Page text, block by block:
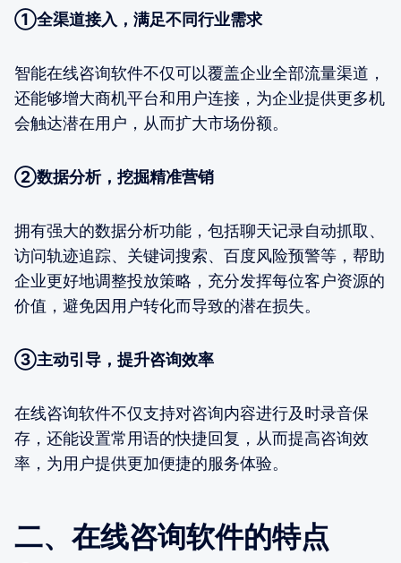
①全渠道接入，满足不同行业需求
智能在线咨询软件不仅可以覆盖企业全部流量渠道，
还能够增大商机平台和用户连接，为企业提供更多机
会触达潜在用户，从而扩大市场份额。
②数据分析，挖掘精准营销
拥有强大的数据分析功能，包括聊天记录自动抓取、
访问轨迹追踪、关键词搜索、百度风险预警等，帮助
企业更好地调整投放策略，充分发挥每位客户资源的
价值，避免因用户转化而导致的潜在损失。
③主动引导，提升咨询效率
在线咨询软件不仅支持对咨询内容进行及时录音保
存，还能设置常用语的快捷回复，从而提高咨询效
率，为用户提供更加便捷的服务体验。
二、在线咨询软件的特点